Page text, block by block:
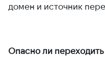
домен и источник
Опасно ли